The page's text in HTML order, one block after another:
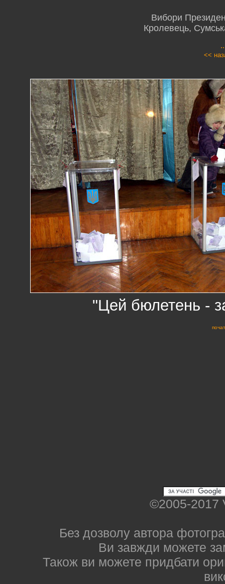
Вибори
Кролевець,
<<
"Цей бюлетень -
©2005-2017
Без дозволу автора
Ви завжди можете
Також ви можете придбати